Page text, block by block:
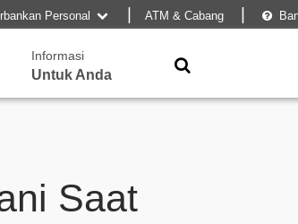
Personal  |ATM & Cabang 
Informasi
Untuk Anda

Saat